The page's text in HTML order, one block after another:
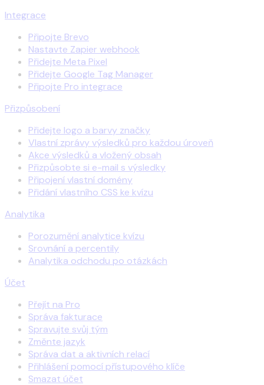
Integrace
Připojte Brevo
Nastavte Zapier webhook
Přidejte Meta Pixel
Přidejte Google Tag Manager
Připojte Pro integrace
Přizpůsobení
Přidejte logo a barvy značky
Vlastní zprávy výsledků pro každou úroveň
Akce výsledků a vložený obsah
Přizpůsobte si e-mail s výsledky
Připojení vlastní domény
Přidání vlastního CSS ke kvízu
Analytika
Porozumění analytice kvízu
Srovnání a percentily
Analytika odchodu po otázkách
Účet
Přejít na Pro
Správa fakturace
Spravujte svůj tým
Změnte jazyk
Správa dat a aktivních relací
Přihlášení pomocí přístupového klíče
Smazat účet